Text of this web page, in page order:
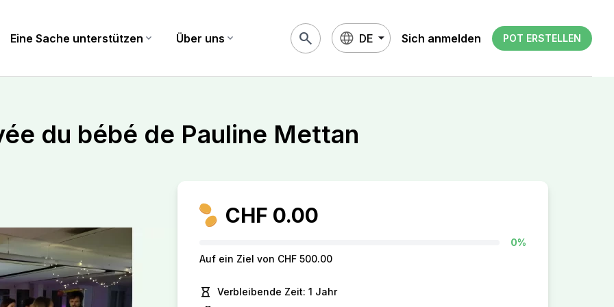
Eine Sache unterstützen expand_more Über uns expand_more search DE Sich anmelden POT ERSTELLEN
du bébé de Pauline Mettan
CHF 0.00
0%
Auf ein Ziel von CHF 500.00
hourglass_empty Verbleibende Zeit: 1 Jahr